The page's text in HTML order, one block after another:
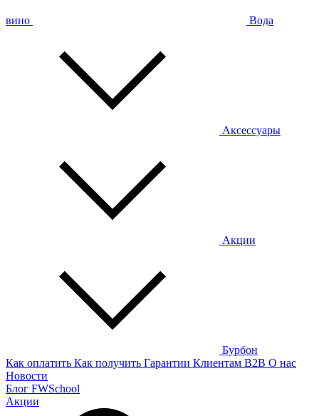
вино Вода
Аксессуары
Акции
Бурбон
Как оплатить Как получить Гарантии Клиентам B2B О нас
Новости
Блог FWSchool
Акции